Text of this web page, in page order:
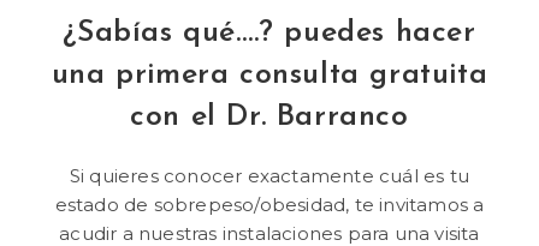
¿Sabías qué….? puedes hacer
una primera consulta gratuita
con el Dr. Barranco
Si quieres conocer exactamente cuál es tu
estado de sobrepeso/obesidad, te invitamos a
acudir a nuestras instalaciones para una visita